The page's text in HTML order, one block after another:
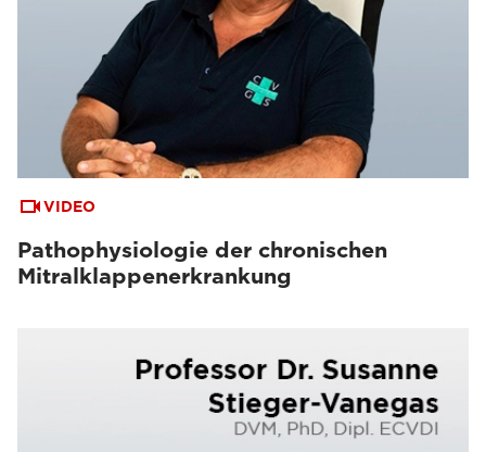
VIDEO
Pathophysiologie der chronischen
Mitralklappenerkrankung